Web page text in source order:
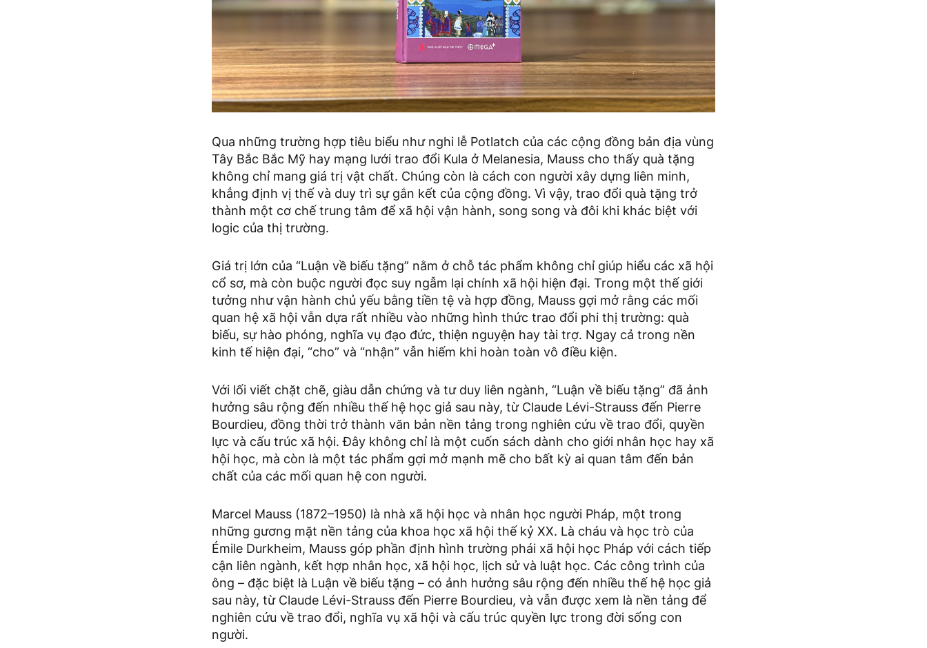
Qua những trường hợp tiêu biểu như nghi lễ Potlatch của các cộng đồng bản địa vùng
Tây Bắc Bắc Mỹ hay mạng lưới trao đổi Kula ở Melanesia, Mauss cho thấy quà tặng
không chỉ mang giá trị vật chất. Chúng còn là cách con người xây dựng liên minh,
khẳng định vị thế và duy trì sự gắn kết của cộng đồng. Vì vậy, trao đổi quà tặng trở
thành một cơ chế trung tâm để xã hội vận hành, song song và đôi khi khác biệt với
logic của thị trường.
Giá trị lớn của “Luận về biếu tặng” nằm ở chỗ tác phẩm không chỉ giúp hiểu các xã hội
cổ sơ, mà còn buộc người đọc suy ngẫm lại chính xã hội hiện đại. Trong một thế giới
tưởng như vận hành chủ yếu bằng tiền tệ và hợp đồng, Mauss gợi mở rằng các mối
quan hệ xã hội vẫn dựa rất nhiều vào những hình thức trao đổi phi thị trường: quà
biếu, sự hào phóng, nghĩa vụ đạo đức, thiện nguyện hay tài trợ. Ngay cả trong nền
kinh tế hiện đại, “cho” và “nhận” vẫn hiếm khi hoàn toàn vô điều kiện.
Với lối viết chặt chẽ, giàu dẫn chứng và tư duy liên ngành, “Luận về biếu tặng” đã ảnh
hưởng sâu rộng đến nhiều thế hệ học giả sau này, từ Claude Lévi-Strauss đến Pierre
Bourdieu, đồng thời trở thành văn bản nền tảng trong nghiên cứu về trao đổi, quyền
lực và cấu trúc xã hội. Đây không chỉ là một cuốn sách dành cho giới nhân học hay xã
hội học, mà còn là một tác phẩm gợi mở mạnh mẽ cho bất kỳ ai quan tâm đến bản
chất của các mối quan hệ con người.
Marcel Mauss (1872–1950) là nhà xã hội học và nhân học người Pháp, một trong
những gương mặt nền tảng của khoa học xã hội thế kỷ XX. Là cháu và học trò của
Émile Durkheim, Mauss góp phần định hình trường phái xã hội học Pháp với cách tiếp
cận liên ngành, kết hợp nhân học, xã hội học, lịch sử và luật học. Các công trình của
ông – đặc biệt là Luận về biếu tặng – có ảnh hưởng sâu rộng đến nhiều thế hệ học giả
sau này, từ Claude Lévi-Strauss đến Pierre Bourdieu, và vẫn được xem là nền tảng để
nghiên cứu về trao đổi, nghĩa vụ xã hội và cấu trúc quyền lực trong đời sống con
người.